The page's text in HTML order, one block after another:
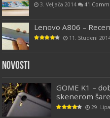
3. Veljača 2014 41
Lenovo A806 –
11. Studeni
Novosti
GOME K1 –
skenerom
29.